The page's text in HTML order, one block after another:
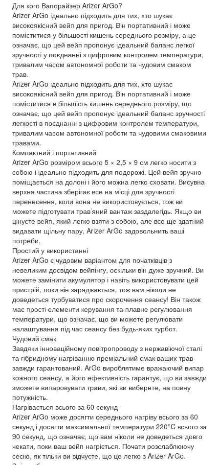
Для кого Вапорайзер Arizer ArGo?
Arizer ArGo ідеально підходить для тих, хто шукає
високоякісний вейп для пригод. Він портативний і може
поміститися у більшості кишень середнього розміру, а це
означає, що цей вейп пропонує ідеальний баланс легкої
зручності у поєднанні з цифровим контролем температури,
тривалим часом автономної роботи та чудовим смаком
трав.
Arizer ArGo ідеально підходить для тих, хто шукає
високоякісний вейп для пригод. Він портативний і може
поміститися в більшість кишень середнього розміру, що
означає, що цей вейп пропонує ідеальний баланс зручності
легкості в поєднанні з цифровим контролем температури,
тривалим часом автономної роботи та чудовими смаковими
травами.
Компактний і портативний
Arizer ArGo розміром всього 5 × 2,5 × 9 см легко носити з
собою і ідеально підходить для подорожі. Цей вейп зручно
поміщається на долоні і його можна легко сховати. Висувна
верхня частина зберігає все на місці для зручності
перенесення, коли вона не використовується, тож ви
можете підготувати трав’яний вантаж заздалегідь. Якщо ви
цінуєте вейп, який легко взяти з собою, але все ще здатний
видавати щільну пару, Arizer ArGo задовольнить ваші
потреби.
Простий у використанні
Arizer ArGo є чудовим варіантом для початківців з
невеликим досвідом вейпінгу, оскільки він дуже зручний. Ви
можете замінити акумулятор і навіть використовувати цей
пристрій, поки він заряджається, тож вам ніколи не
доведеться турбуватися про скорочення сеансу! Він також
має прості елементи керування та плавне регулювання
температури, що означає, що ви можете регулювати
налаштування під час сеансу без будь-яких турбот.
Чудовий смак
Завдяки інноваційному повітропроводу з нержавіючої сталі
та гібридному нагріванню преміальний смак ваших трав
завжди гарантований. ArGo вироблятиме вражаючий випар
кожного сеансу, а його ефективність гарантує, що ви завжди
зможете випаровувати трави, які ви виберете, на повну
потужність.
Нагрівається всього за 60 секунд
Arizer ArGo може досягти середнього нагріву всього за 60
секунд і досягти максимальної температури 220°C всього за
90 секунд, що означає, що вам ніколи не доведеться довго
чекати, поки ваш вейп нагріється. Почати розслаблюючу
сесію, як тільки ви відчуєте, що це легко з Arizer ArGo.